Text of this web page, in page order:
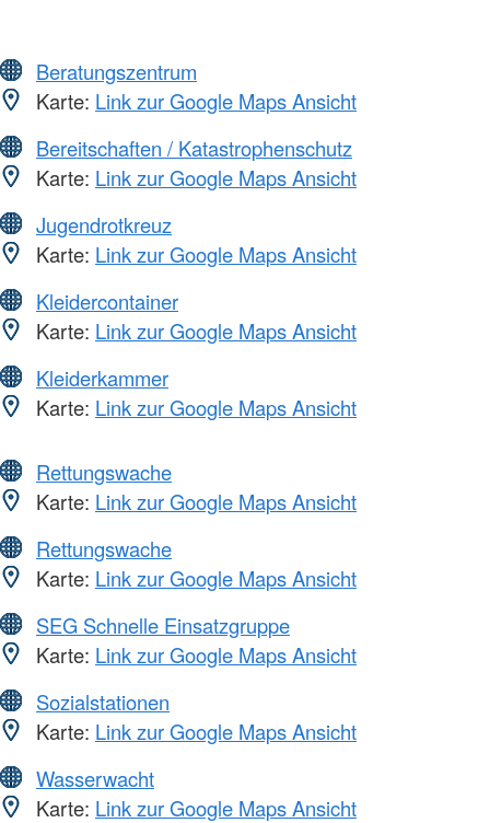
Beratungszentrum
Karte: Link zur Google Maps Ansicht
Bereitschaften / Katastrophenschutz
Karte: Link zur Google Maps Ansicht
Jugendrotkreuz
Karte: Link zur Google Maps Ansicht
Kleidercontainer
Karte: Link zur Google Maps Ansicht
Kleiderkammer
Karte: Link zur Google Maps Ansicht
Rettungswache
Karte: Link zur Google Maps Ansicht
Rettungswache
Karte: Link zur Google Maps Ansicht
SEG Schnelle Einsatzgruppe
Karte: Link zur Google Maps Ansicht
Sozialstationen
Karte: Link zur Google Maps Ansicht
Wasserwacht
Karte: Link zur Google Maps Ansicht